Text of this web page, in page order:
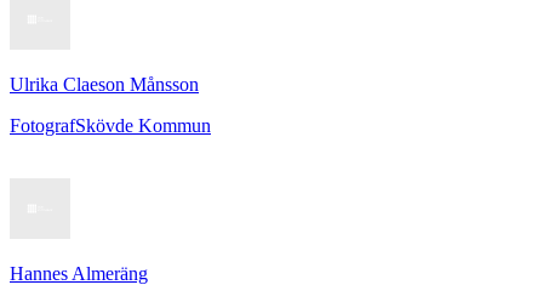
Ulrika Claeson Månsson
FotografSkövde Kommun
Hannes Almeräng